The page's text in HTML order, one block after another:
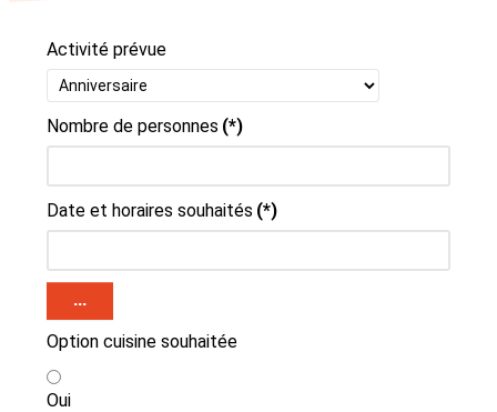
Activité prévue
Nombre de personnes (*)
Date et horaires souhaités (*)
...
Option cuisine souhaitée
Oui